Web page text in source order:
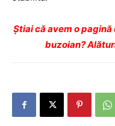
Ştiai că avem o
buzoian?